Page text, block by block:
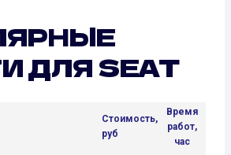
ДЛЯ SEAT
Стоимость,
руб
Время
работ,
час